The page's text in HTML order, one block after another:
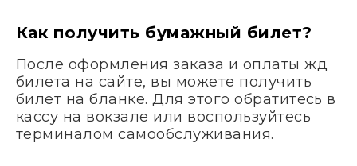
Как получить бумажный билет?
После оформления заказа и оплаты жд
билета на сайте, вы можете получить
билет на бланке. Для этого обратитесь в
кассу на вокзале или воспользуйтесь
терминалом самообслуживания.